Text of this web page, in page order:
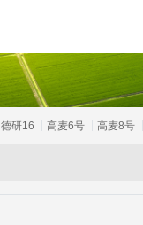
德研16 高麦6号 高麦8号